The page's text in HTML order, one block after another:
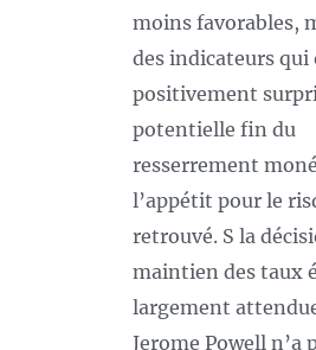
moins favorables,
des indicateurs qui
positivement
potentielle fin du
resserrement
l’appétit pour le
retrouvé. S la
maintien des taux
largement
Jerome Powell n’a